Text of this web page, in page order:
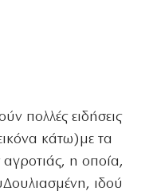
πολλές ειδήσεις
κάτω)με τα
η οποία,
ιδού